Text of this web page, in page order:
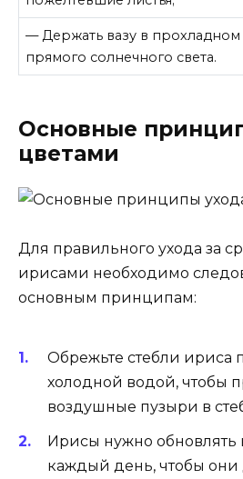
— Держать вазу в прохладном
прямого солнечного света.
Основные
цветами
Для правильного ухода за
ирисами необходимо
основным принципам:
Обрежьте стебли ириса
холодной водой, чтобы
воздушные пузыри в
Ирисы нужно обновлять
каждый день, чтобы